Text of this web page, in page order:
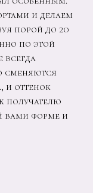
и делаем
порой до 20
по этой
всегда
сменяются
и оттенок
получателю
вами форме и